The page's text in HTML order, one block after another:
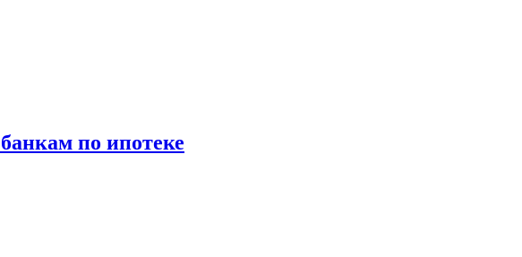
по ипотеке